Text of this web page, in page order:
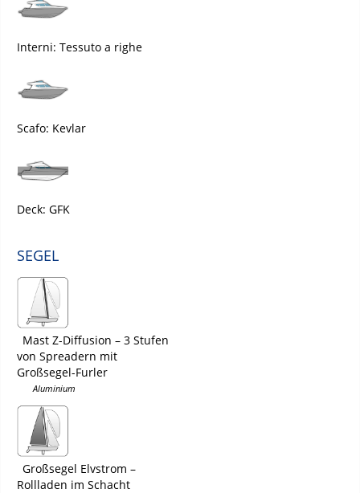
Interni: Tessuto a righe
Scafo: Kevlar
Deck: GFK
SEGEL
Mast Z-Diffusion – 3 Stufen
von Spreadern mit
Großsegel-Furler
Aluminium
Großsegel Elvstrom –
Rollladen im Schacht